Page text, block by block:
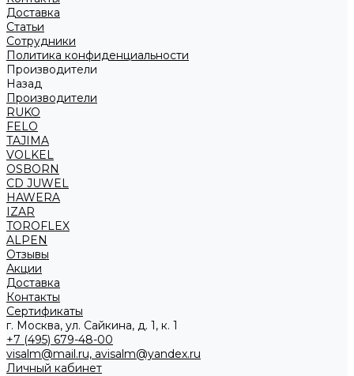
Доставка
Статьи
Сотрудники
Политика конфиденциальности
Производители
Назад
Производители
RUKO
FELO
TAJIMA
VOLKEL
OSBORN
CD JUWEL
HAWERA
IZAR
TOROFLEX
ALPEN
Отзывы
Акции
Доставка
Контакты
Сертификаты
г. Москва, ул. Сайкина, д. 1, к. 1
+7 (495) 679-48-00
visalm@mail.ru, avisalm@yandex.ru
Личный кабинет